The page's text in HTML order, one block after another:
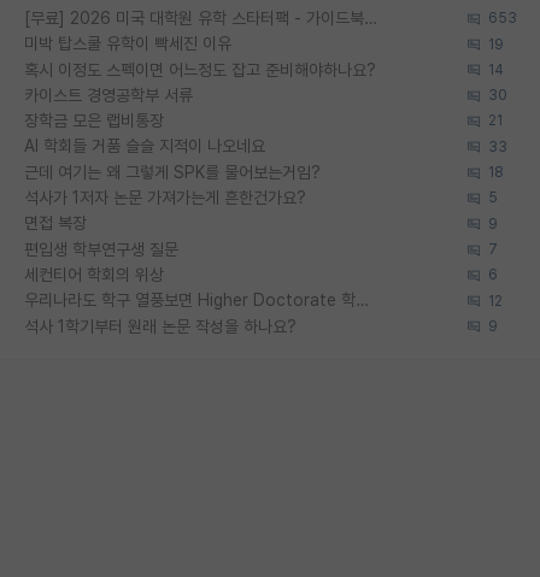
[무료] 2026 미국 대학원 유학 스타터팩 - 가이드북 & 합격자 컨택메일 템플릿 653
미박 탑스쿨 유학이 빡세진 이유 19
혹시 이정도 스펙이면 어느정도 잡고 준비해야하나요? 14
카이스트 경영공학부 서류 30
장학금 모은 랩비통장 21
AI 학회들 거품 슬슬 지적이 나오네요 33
근데 여기는 왜 그렇게 SPK를 물어보는거임? 18
석사가 1저자 논문 가져가는게 흔한건가요? 5
면접 복장 9
편입생 학부연구생 질문 7
세컨티어 학회의 위상 6
우리나라도 학구 열풍보면 Higher Doctorate 학위가 필요하다고 봅니다. 12
석사 1학기부터 원래 논문 작성을 하나요? 9